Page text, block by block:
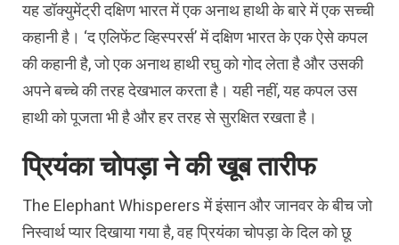
यह डॉक्युमेंट्री दक्षिण भारत में एक अनाथ हाथी के बारे में एक सच्ची
कहानी है। ‘द एलिफेंट व्हिस्परर्स’ में दक्षिण भारत के एक ऐसे कपल
की कहानी है, जो एक अनाथ हाथी रघु को गोद लेता है और उसकी
अपने बच्चे की तरह देखभाल करता है। यही नहीं, यह कपल उस
हाथी को पूजता भी है और हर तरह से सुरक्षित रखता है।
प्रियंका चोपड़ा ने की खूब तारीफ
The Elephant Whisperers में इंसान और जानवर के बीच जो
निस्वार्थ प्यार दिखाया गया है, वह प्रियंका चोपड़ा के दिल को छू